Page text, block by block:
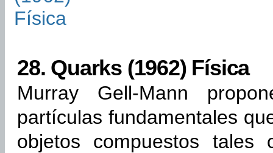
28. Quarks (1962) Física
Murray Gell-Mann
partículas fundamentales
objetos compuestos